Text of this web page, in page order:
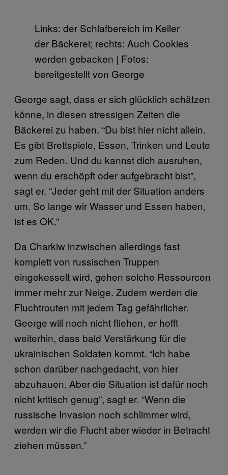
Links: der Schlafbereich im Keller
der Bäckerei; rechts: Auch Cookies
werden gebacken | Fotos:
bereitgestellt von George
George sagt, dass er sich glücklich schätzen
könne, in diesen stressigen Zeiten die
Bäckerei zu haben. “Du bist hier nicht allein.
Es gibt Brettspiele, Essen, Trinken und Leute
zum Reden. Und du kannst dich ausruhen,
wenn du erschöpft oder aufgebracht bist”,
sagt er. “Jeder geht mit der Situation anders
um. So lange wir Wasser und Essen haben,
ist es OK.”
Da Charkiw inzwischen allerdings fast
komplett von russischen Truppen
eingekesselt wird, gehen solche Ressourcen
immer mehr zur Neige. Zudem werden die
Fluchtrouten mit jedem Tag gefährlicher.
George will noch nicht fliehen, er hofft
weiterhin, dass bald Verstärkung für die
ukrainischen Soldaten kommt. “Ich habe
schon darüber nachgedacht, von hier
abzuhauen. Aber die Situation ist dafür noch
nicht kritisch genug”, sagt er. “Wenn die
russische Invasion noch schlimmer wird,
werden wir die Flucht aber wieder in Betracht
ziehen müssen.”